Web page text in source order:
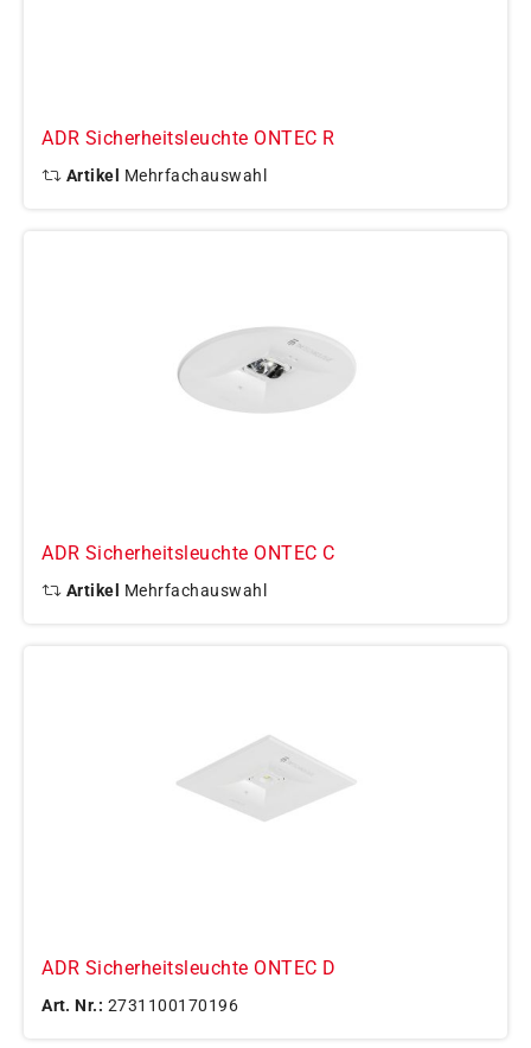
ADR Sicherheitsleuchte ONTEC R
Artikel Mehrfachauswahl
ADR Sicherheitsleuchte ONTEC C
Artikel Mehrfachauswahl
ADR Sicherheitsleuchte ONTEC D
Art. Nr.: 2731100170196